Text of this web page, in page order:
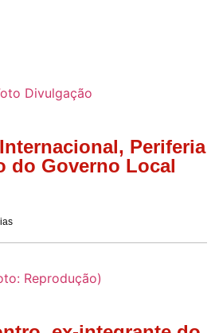
Periferia
do Governo Local